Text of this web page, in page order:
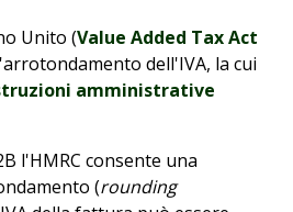
Unito (Value Added Tax Act
dell'IVA, la cui
amministrative
l'HMRC consente una
(rounding